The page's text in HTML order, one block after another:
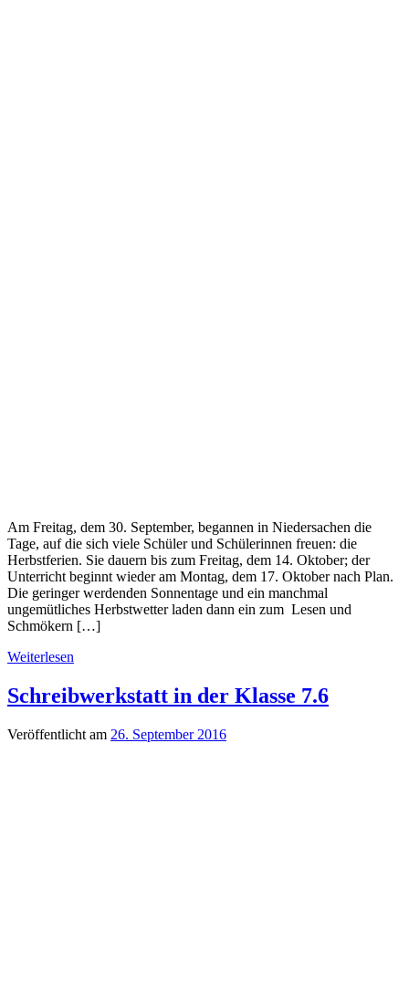
Am Freitag, dem 30. September, begannen in Niedersachen die
Tage, auf die sich viele Schüler und Schülerinnen freuen: die
Herbstferien. Sie dauern bis zum Freitag, dem 14. Oktober; der
Unterricht beginnt wieder am Montag, dem 17. Oktober nach Plan.
Die geringer werdenden Sonnentage und ein manchmal
ungemütliches Herbstwetter laden dann ein zum Lesen und
Schmökern […]
Weiterlesen
Schreibwerkstatt in der Klasse 7.6
Veröffentlicht am 26. September 2016